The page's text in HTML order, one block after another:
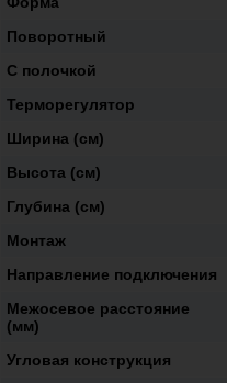
Поворотный
С полочкой
Терморегулятор
Ширина (см)
Высота (см)
Глубина (см)
Монтаж
Направление подключения
Межосевое расстояние
(мм)
Угловая конструкция